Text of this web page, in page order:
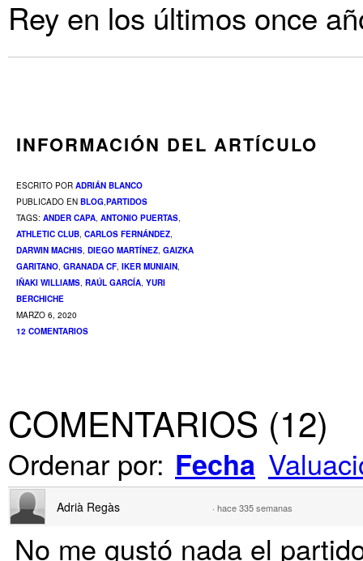
Rey en los últimos once
INFORMACIÓN DEL ARTÍCULO
ESCRITO POR ADRIÁN BLANCO
PUBLICADO EN BLOG,PARTIDOS
TAGS: ANDER CAPA, ANTONIO PUERTAS,
ATHLETIC CLUB, CARLOS FERNÁNDEZ,
DARWIN MACHIS, DIEGO MARTÍNEZ, GAIZKA
GARITANO, GRANADA CF, IKER MUNIAIN,
IÑAKI WILLIAMS, RAÚL GARCÍA, YURI
BERCHICHE
MARZO 6, 2020
12 COMENTARIOS
COMENTARIOS (12)
Ordenar por: Fecha
Adrià Regàs · hace 335 semanas
No me gustó nada el